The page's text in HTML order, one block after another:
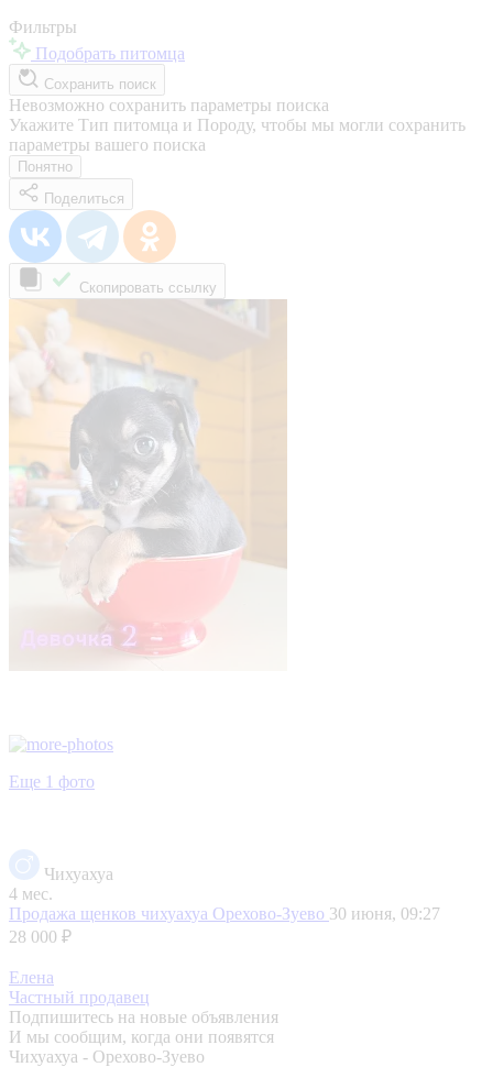
Фильтры
Подобрать питомца
Сохранить поиск
Невозможно сохранить параметры поиска
Укажите Тип питомца и Породу, чтобы мы могли сохранить
параметры вашего поиска
Понятно
Поделиться
Скопировать ссылку
Еще 1 фото
Чихуахуа
4 мес.
Продажа щенков чихуахуа Орехово-Зуево 30 июня, 09:27
28 000 ₽
Елена
Частный продавец
Подпишитесь на новые объявления
И мы сообщим, когда они появятся
Чихуахуа - Орехово-Зуево